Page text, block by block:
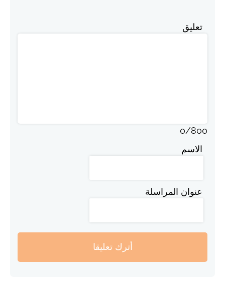
تعليق
0/800
الاسم
عنوان المراسلة
أترك تعليقا